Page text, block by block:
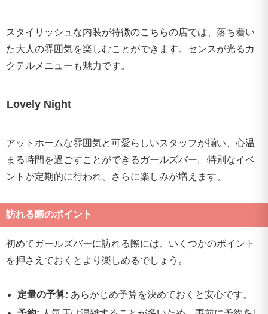
スタイリッシュな内装が特徴のこちらの店では、落ち着い
た大人の雰囲気を楽しむことができます。センスが光るカ
クテルメニューも魅力です。
Lovely Night
アットホームな雰囲気と可愛らしいスタッフが揃い、心温
まる時間を過ごすことができるガールズバー。特別なイベ
ントが定期的に行われ、さらに楽しみが増えます。
訪れる際のポイント
初めてガールズバーに訪れる際には、いくつかのポイント
を押さえておくとより楽しめるでしょう。
定量の予算: あらかじめ予算を決めておくと安心です。